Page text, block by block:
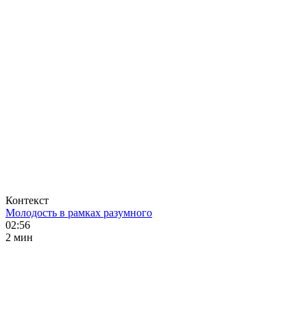
Контекст
Молодость в рамках разумного
02:56
2 мин